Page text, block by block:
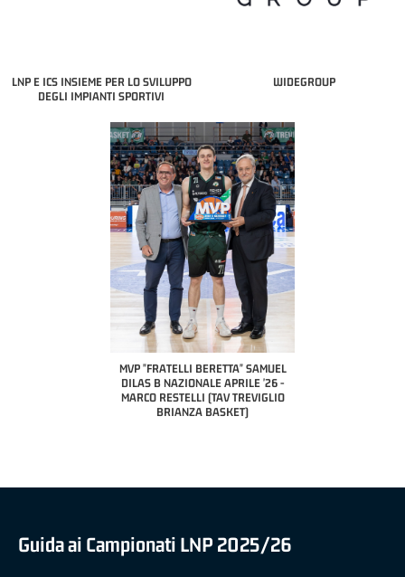
LNP E ICS INSIEME PER LO SVILUPPO
DEGLI IMPIANTI SPORTIVI
WIDEGROUP
MVP "FRATELLI BERETTA" SAMUEL
DILAS B NAZIONALE APRILE '26 -
MARCO RESTELLI (TAV TREVIGLIO
BRIANZA BASKET)
Guida ai Campionati LNP 2025/26